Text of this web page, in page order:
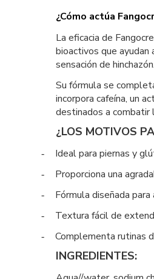
¿Cómo actúa
La eficacia de
bioactivos que ayudan
sensación de
Su fórmula se
incorpora cafeína, un
destinados a combatir
¿LOS MOTIVOS
- Ideal para piernas y
- Proporciona una
- Fórmula diseñada
- Textura fácil de
- Complementa rutinas
INGREDIENTES: